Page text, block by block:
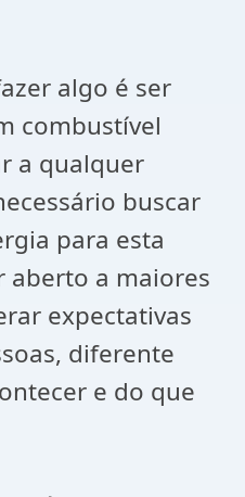
algo é ser
combustível
a qualquer
buscar
para esta
aberto a maiores
expectativas
diferente
e do que